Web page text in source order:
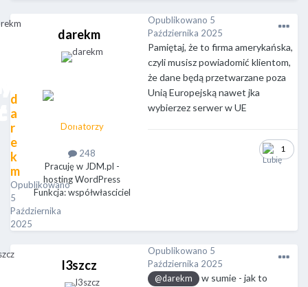
d
a
r
e
k
m
Opublikowano
5
Października
2025
darekm
Donatorzy
248
Pracuję w JDM.pl -
hosting WordPress
Funkcja: współwłasciciel
Opublikowano 5
Października 2025
Pamiętaj, że to firma amerykańska,
czyli musisz powiadomić klientom,
że dane będą przetwarzane poza
Unią Europejską nawet jka
wybierzez serwer w UE
1
l3szcz
Opublikowano 5
Października 2025
@darekm
w sumie - jak to